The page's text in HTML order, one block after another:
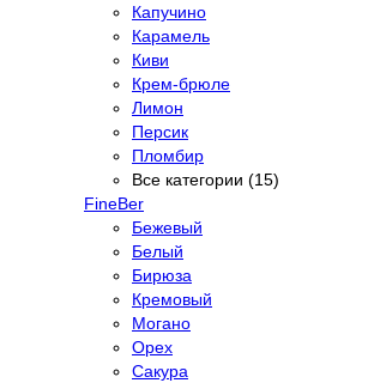
Капучино
Карамель
Киви
Крем-брюле
Лимон
Персик
Пломбир
Все категории (15)
FineBer
Бежевый
Белый
Бирюза
Кремовый
Могано
Орех
Сакура